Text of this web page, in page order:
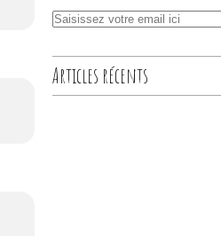
Articles récents